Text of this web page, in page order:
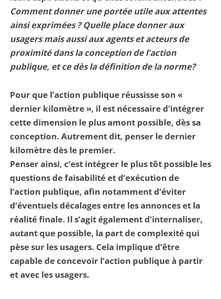
Comment donner une portée utile aux attentes
ainsi exprimées ? Quelle place donner aux
usagers mais aussi aux agents et acteurs de
proximité dans la conception de l’action
publique, et ce dès la définition de la norme?
Pour que l’action publique réussisse son «
dernier kilomètre », il est nécessaire d’intégrer
cette dimension le plus amont possible, dès sa
conception. Autrement dit, penser le dernier
kilomètre dès le premier.
Penser ainsi, c’est intégrer le plus tôt possible les
questions de faisabilité et d’exécution de
l’action publique, afin notamment d’éviter
d’éventuels décalages entre les annonces et la
réalité finale. Il s’agit également d’internaliser,
autant que possible, la part de complexité qui
pèse sur les usagers. Cela implique d’être
capable de concevoir l’action publique à partir
et avec les usagers.